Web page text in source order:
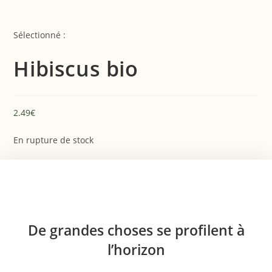
Sélectionné :
Hibiscus bio
2.49€
En rupture de stock
De grandes choses se profilent à
l’horizon